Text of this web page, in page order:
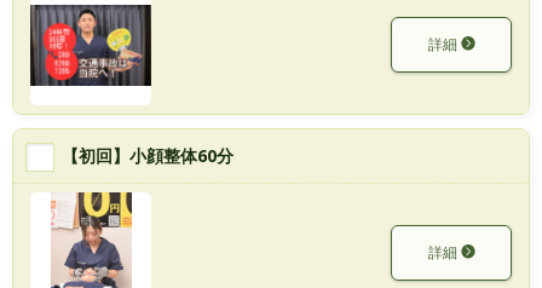
詳細
【初回】小顔整体60分
詳細